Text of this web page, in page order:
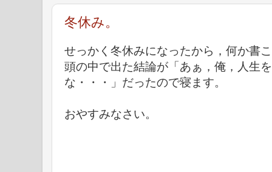
冬休み。
せっかく冬休みになったから，何か書
頭の中で出た結論が「あぁ，俺，人生
な・・・」だったので寝ます。
おやすみなさい。